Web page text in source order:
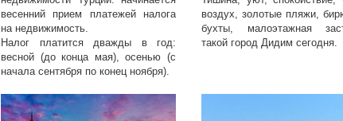
весенний прием платежей налога
на недвижимость.
Налог платится дважды в год:
весной (до конца мая), осенью (с
начала сентября по конец ноября).
воздух, золотые пляжи,
бухты, малоэтажная
такой город Дидим сегодня.